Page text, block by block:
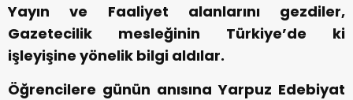
Yayın ve Faaliyet alanlarını gezdiler,
Gazetecilik mesleğinin Türkiye’de ki
işleyişine yönelik bilgi aldılar.
Öğrencilere günün anısına Yarpuz Edebiyat